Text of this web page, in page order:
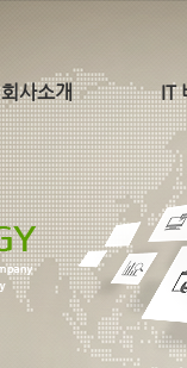
회사소개 IT